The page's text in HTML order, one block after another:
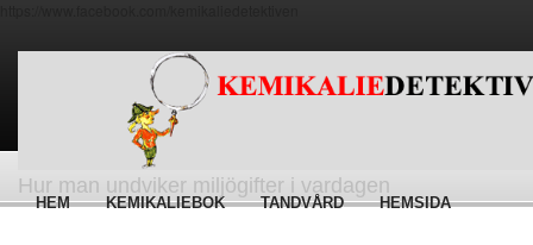
Hur man undviker miljögifter i vardagen
HEM KEMIKALIEBOK TANDVÅRD HEMSIDA